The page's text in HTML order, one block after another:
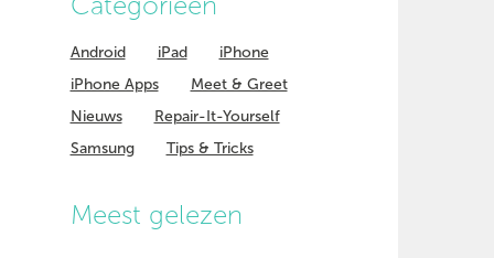
Android iPad
iPhone
iPhone Apps
Meet & Greet
Nieuws
Repair-It-Yourself
Samsung
Tips & Tricks
Meest gelezen